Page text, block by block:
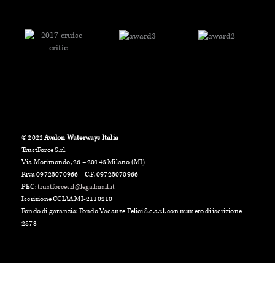
© 2022Avalon Waterways Italia
TrustForce S.r.l.
Via Morimondo, 26 – 20143 Milano (MI)
P.iva 09725070966 – C.F. 09725070966
PEC:trustforcesrl@legalmail.it
Iscrizione CCIAA MI-2110210
Fondo di garanzia: Fondo Vacanze Felici S.c.a.r.l. con numero di iscrizione
2873